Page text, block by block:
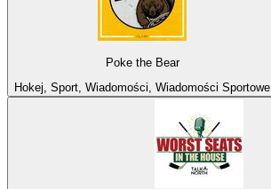
Poke the Bear
Hokej, Sport, Wiadomości, Wiadomości Sportowe